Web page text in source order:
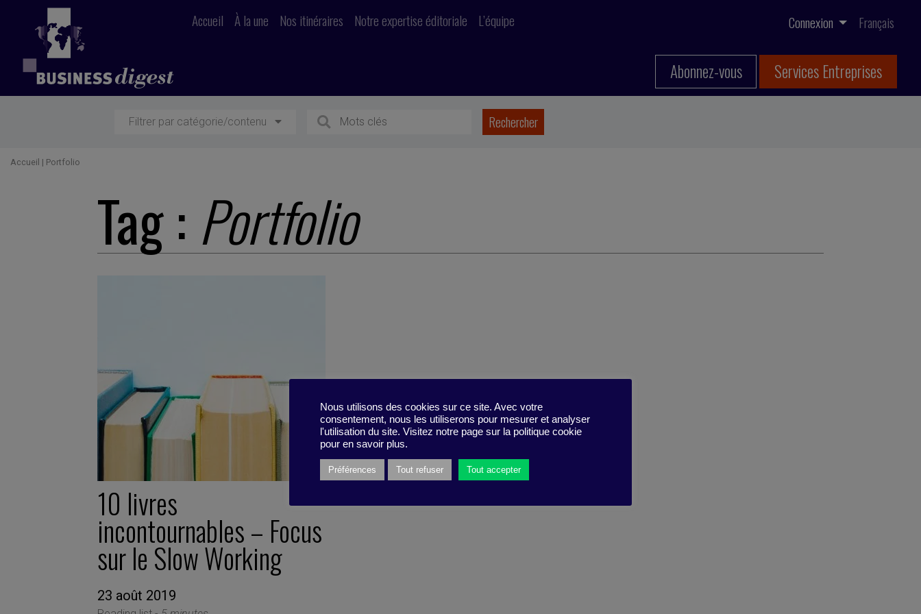
Accueil À la une Nos itinéraires Notre expertise éditoriale L’équipe Connexion Français
Abonnez-vous Services Entreprises
Filtrer par catégorie/contenu
Accueil | Portfolio
Tag : Portfolio
10 livres
incontournables – Focus
sur le Slow Working
23 août 2019
Nous utilisons des cookies sur ce site. Avec votre
consentement, nous les utiliserons pour mesurer et analyser
l'utilisation du site. Visitez notre page sur la politique cookie
pour en savoir plus.
Préférences Tout refuser Tout accepter